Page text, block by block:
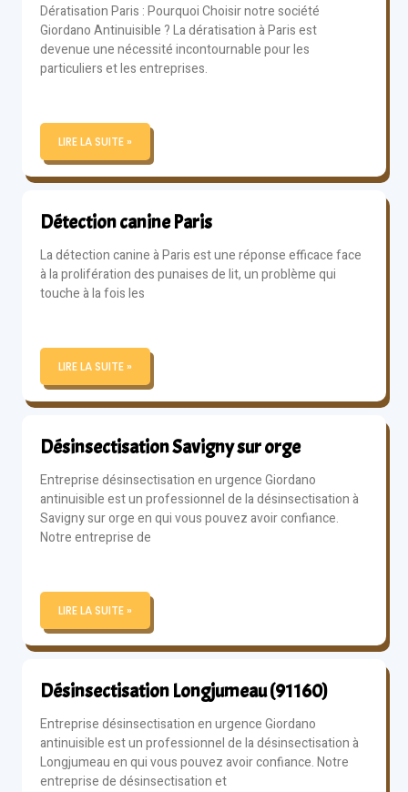
Dératisation Paris : Pourquoi Choisir notre société
Giordano Antinuisible ? La dératisation à Paris est
devenue une nécessité incontournable pour les
particuliers et les entreprises.
LIRE LA SUITE »
Détection canine Paris
La détection canine à Paris est une réponse efficace face
à la prolifération des punaises de lit, un problème qui
touche à la fois les
LIRE LA SUITE »
Désinsectisation Savigny sur orge
Entreprise désinsectisation en urgence Giordano
antinuisible est un professionnel de la désinsectisation à
Savigny sur orge en qui vous pouvez avoir confiance.
Notre entreprise de
LIRE LA SUITE »
Désinsectisation Longjumeau (91160)
Entreprise désinsectisation en urgence Giordano
antinuisible est un professionnel de la désinsectisation à
Longjumeau en qui vous pouvez avoir confiance. Notre
entreprise de désinsectisation et